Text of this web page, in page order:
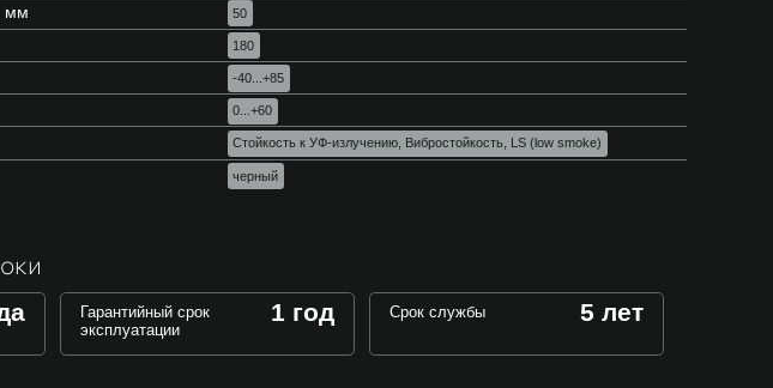
мм 50
180
-40...+85
0...+60
Стойкость к УФ-излучению, Вибростойкость, LS (low smoke)
черный
Гарантийный срок
эксплуатации
1 год Срок службы 5 лет